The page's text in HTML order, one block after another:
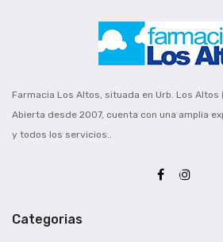
Farmacia Los Altos, situada en Urb. Los Altos
Abierta desde 2007, cuenta con una amplia
y todos los servicios..
Categorias